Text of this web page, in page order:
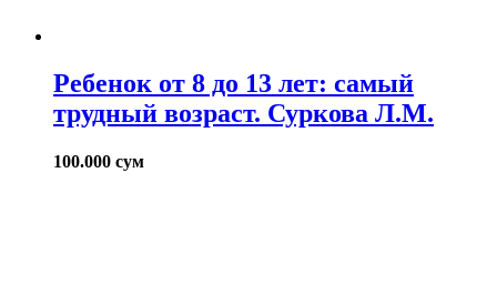
Ребенок от 8 до 13 лет: самый
трудный возраст. Суркова Л.М.
100.000 сум